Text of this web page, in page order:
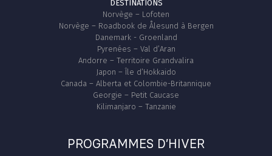
DESTINATIONS
Norvège – Lofoten
Norvège – Roadbook de Ålesund à Bergen
Danemark - Groenland
Pyrenées – Val d’Aran
Andorre – Territoire Grandvalira
Japon – Île d’Hokkaido
Canada – Alberta et Colombie-Britannique
Georgie – Petit Caucase
Kilimanjaro – Tanzanie
PROGRAMMES D’HIVER